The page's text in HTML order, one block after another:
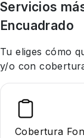
Servicios
Encuadrado
Tu eliges cómo
y/o con
Cobertura